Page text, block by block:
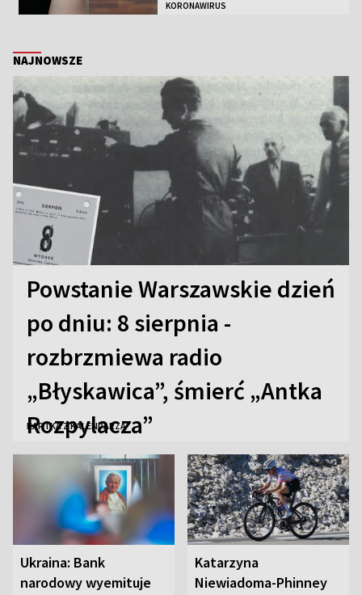
KORONAWIRUS
NAJNOWSZE
Powstanie Warszawskie dzień
po dniu: 8 sierpnia -
rozbrzmiewa radio
„Błyskawica”, śmierć „Antka
Rozpylacza”
KARTKA Z KALENDARZA
Ukraina: Bank
narodowy wyemituje
Katarzyna
Niewiadoma-Phinney